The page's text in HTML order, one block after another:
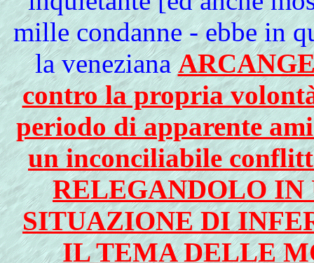
mille condanne - ebbe in
la veneziana
contro la propria
periodo di apparente
un inconciliabile
RELEGANDOLO
SITUAZIONE DI
IL TEMA DELLE